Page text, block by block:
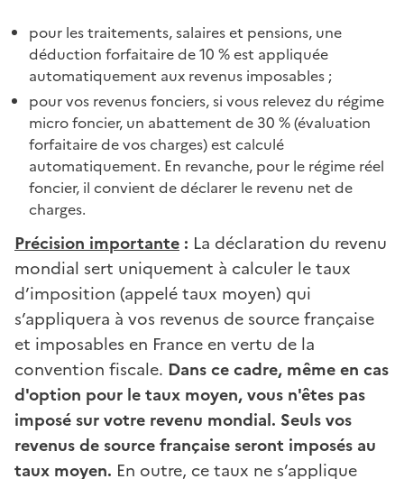
pour les traitements, salaires et pensions, une
déduction forfaitaire de 10 % est appliquée
automatiquement aux revenus imposables ;
pour vos revenus fonciers, si vous relevez du régime
micro foncier, un abattement de 30 % (évaluation
forfaitaire de vos charges) est calculé
automatiquement. En revanche, pour le régime réel
foncier, il convient de déclarer le revenu net de
charges.
Précision importante : La déclaration du revenu
mondial sert uniquement à calculer le taux
d’imposition (appelé taux moyen) qui
s’appliquera à vos revenus de source française
et imposables en France en vertu de la
convention fiscale. Dans ce cadre, même en cas
d'option pour le taux moyen, vous n'êtes pas
imposé sur votre revenu mondial. Seuls vos
revenus de source française seront imposés au
taux moyen. En outre, ce taux ne s’applique